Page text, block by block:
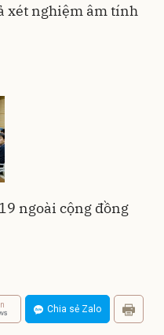
xét nghiệm âm tính
ngoài cộng đồng
Chia sẻ Zalo